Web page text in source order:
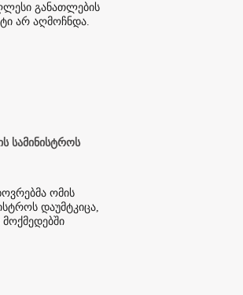
განათლების
არ აღმოჩნდა.
სამინისტროს
ომის
დაუმტკიცა,